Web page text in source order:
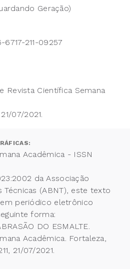
Geração)
211-09257
Revista Científica Semana
07/2021.
Acadêmica - ISSN
da Associação
Técnicas (ABNT), este texto
periódico eletrônico
forma:
DO ESMALTE.
Acadêmica. Fortaleza,
21/07/2021.